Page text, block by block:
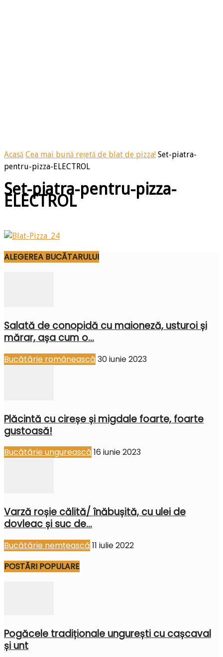
Acasă Cea mai bună rețetă de blat de pizza! Set-piatra-
pentru-pizza-ELECTROL
Set-piatra-pentru-pizza-
ELECTROL
ALEGEREA BUCĂTARULUI
Salată de conopidă cu maioneză, usturoi și
mărar, așa cum o...
Bucătărie românească 30 iunie 2023
Plăcintă cu cireșe și migdale foarte, foarte
gustoasă!
Bucătărie ungurească 16 iunie 2023
Varză roșie călită/ înăbușită, cu ulei de
dovleac și suc de...
Bucătărie nemțească 11 iulie 2022
POSTĂRI POPULARE
Pogăcele tradiționale ungurești cu cașcaval
și unt